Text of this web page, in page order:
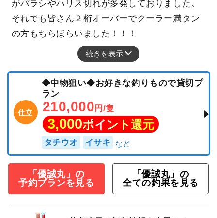
がバラシやハリス切れが多発しておりました。
それでも皆さん２桁オーバーでクーラー満タン
の方もちらほらいました！！！
続きを表示
仕立
◆中物狙い◆お好きな釣りもので貸切プ
ラン
210,000 円/隻
3,000ポイント還元
タチウオ イサキ
「優誠丸」の
予約プランを見る
「優誠丸」の
全ての釣果を見る